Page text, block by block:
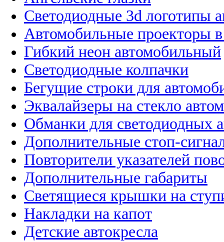
Светодиодные 3d логотипы
Автомобильные проекторы
Гибкий неон автомобильный
Светодиодные колпачки
Бегущие строки для
Эквалайзеры на стекло
Обманки для светодиодных
Дополнительные стоп-
Повторители указателей
Дополнительные габариты
Светящиеся крышки на
Накладки на капот
Детские автокресла